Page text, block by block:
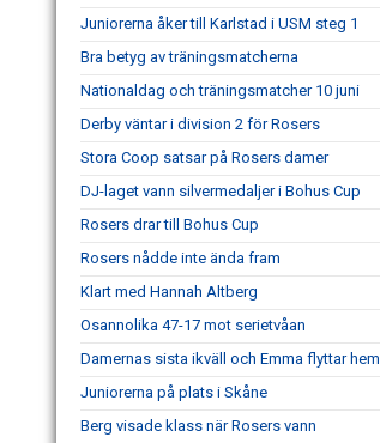
Juniorerna åker till Karlstad i USM steg 1
Bra betyg av träningsmatcherna
Nationaldag och träningsmatcher 10 juni
Derby väntar i division 2 för Rosers
Stora Coop satsar på Rosers damer
DJ-laget vann silvermedaljer i Bohus Cup
Rosers drar till Bohus Cup
Rosers nådde inte ända fram
Klart med Hannah Altberg
Osannolika 47-17 mot serietvåan
Damernas sista ikväll och Emma flyttar hem
Juniorerna på plats i Skåne
Berg visade klass när Rosers vann